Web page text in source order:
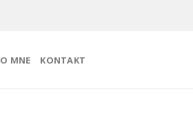
O MNE KONTAKT